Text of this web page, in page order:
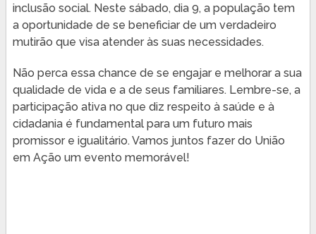
inclusão social. Neste sábado, dia 9, a população tem
a oportunidade de se beneficiar de um verdadeiro
mutirão que visa atender às suas necessidades.
Não perca essa chance de se engajar e melhorar a sua
qualidade de vida e a de seus familiares. Lembre-se, a
participação ativa no que diz respeito à saúde e à
cidadania é fundamental para um futuro mais
promissor e igualitário. Vamos juntos fazer do União
em Ação um evento memorável!